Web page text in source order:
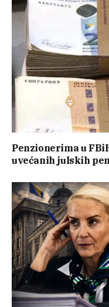
Penzionerima u
uvećanih julskih